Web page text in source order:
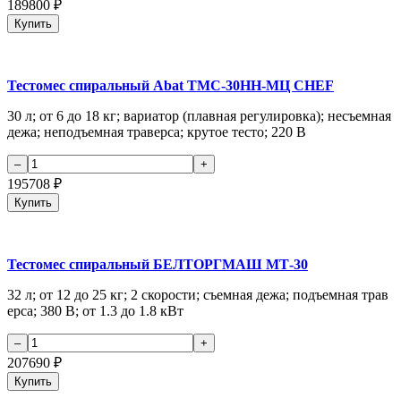
189800 ₽
Купить
Тестомес спиральный Abat ТМС-30НН-МЦ CHEF
30 л; от 6 до 18 кг; вариатор (плавная регулировка); несъемная
дежа; неподъемная траверса; крутое тесто; 220 В
195708 ₽
Купить
Тестомес спиральный БЕЛТОРГМАШ МТ-30
32 л; от 12 до 25 кг; 2 скорости; съемная дежа; подъемная трав
ерса; 380 В; от 1.3 до 1.8 кВт
207690 ₽
Купить